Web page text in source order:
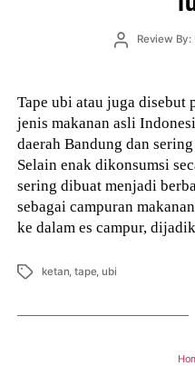
PostReview By:
Tape ubi atau juga disebut
jenis makanan asli
daerah Bandung dan
Selain enak dikonsumsi
sering dibuat menjadi
sebagai campuran
ke dalam es campur,
Tags ketan,tape, ubi